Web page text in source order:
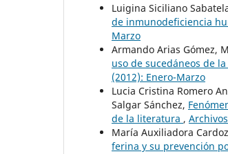
Luigina Siciliano
de inmunodeficiencia
Marzo
Armando Arias Gómez,
uso de sucedáneos de
(2012): Enero-Marzo
Lucia Cristina Romero
Salgar Sánchez,
de la literatura ,
María Auxiliadora
ferina y su prevención